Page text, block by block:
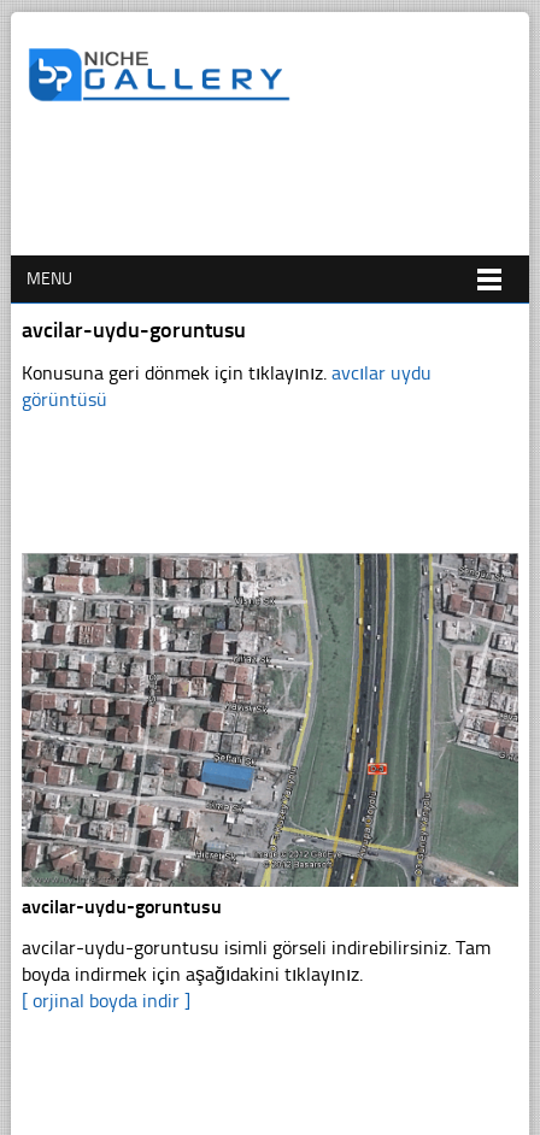
MENU
avcilar-uydu-goruntusu
Konusuna geri dönmek için tıklayınız. avcılar uydu
görüntüsü
avcilar-uydu-goruntusu
avcilar-uydu-goruntusu isimli görseli indirebilirsiniz. Tam
boyda indirmek için aşağıdakini tıklayınız.
[ orjinal boyda indir ]